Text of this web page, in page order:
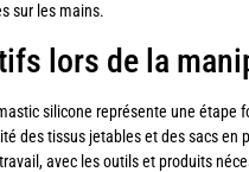
sur les mains.
lors de la
silicone représente une
des tissus jetables et des sacs
avec les outils et produits